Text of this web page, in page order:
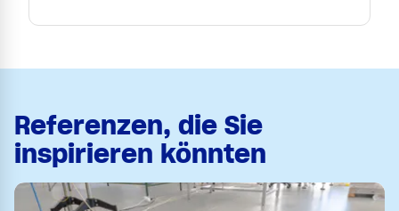
Referenzen, die Sie
inspirieren könnten